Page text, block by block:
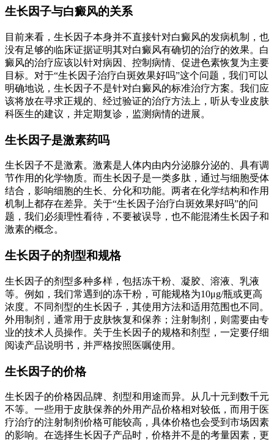
生长因子与白癜风的关系
目前来看，生长因子本身并不直接针对白癜风的发病机制，也
没有足够的临床证据证明其对白癜风有确切的治疗的效果。白
癜风的治疗应该以针对病因、控制病情、促进色素恢复为主要
目标。对于“生长因子治疗白斑效果好吗”这个问题，我们可以
明确地说，生长因子不是针对白癜风的标准治疗方案。我们应
该将放在寻求正规的、经过验证的治疗方法上，听从专业皮肤
科医生的建议，并定期复诊，监测病情的进展。
生长因子是激素药吗
生长因子不是激素。激素是人体内由内分泌腺分泌的、具有调
节作用的化学物质。而生长因子是一类多肽，通过与细胞受体
结合，影响细胞的生长、分化和功能。两者在化学结构和作用
机制上都存在差异。关于“生长因子治疗白斑效果好吗”的问
题，我们必须理性看待，不要被误导，也不能混淆生长因子和
激素的概念。
生长因子的剂型和规格
生长因子的剂型多种多样，包括冻干粉、凝胶、溶液、乳液
等。例如，我们常遇到的冻干粉，可能规格为10μg/瓶或更高
浓度。不同剂型的生长因子，其使用方法和适用范围也不同。
外用制剂，通常用于皮肤恢复和保养；注射制剂，则需要由专
业的技术人员操作。关于生长因子的规格和剂型，一定要仔细
阅读产品说明书，并严格按照医嘱使用。
生长因子的价格
生长因子的价格因品牌、剂型和用途而异。从几十元到数千元
不等。一些用于皮肤保养的外用产品价格相对较低，而用于医
疗治疗的注射制剂价格可能较高，具体价格也会受到市场因素
的影响。在选择生长因子产品时，价格并不是的考量因素，更